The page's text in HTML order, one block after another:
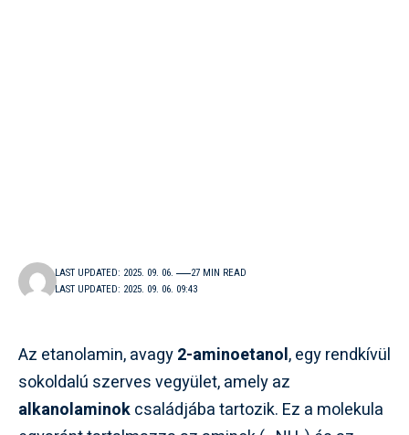
LAST UPDATED: 2025. 09. 06. 09:43
LAST UPDATED: 2025. 09. 06. 27 MIN READ
Az etanolamin, avagy2-aminoetanol, egy rendkívül
sokoldalú szerves vegyület, amely az
alkanolaminokcsaládjába tartozik. Ez a molekula